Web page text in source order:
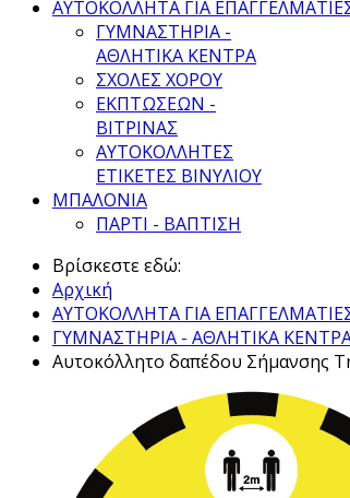
ΑΥΤΟΚΟΛΛΗΤΑ ΓΙΑ
ΓΥΜΝΑΣΤΗΡΙΑ -
ΑΘΛΗΤΙΚΑ ΚΕΝΤΡΑ
ΣΧΟΛΕΣ ΧΟΡΟΥ
ΕΚΠΤΩΣΕΩΝ -
ΒΙΤΡΙΝΑΣ
ΑΥΤΟΚΟΛΛΗΤΕΣ
ΕΤΙΚΕΤΕΣ ΒΙΝΥΛΙΟΥ
ΜΠΑΛΟΝΙΑ
ΠΑΡΤΙ - ΒΑΠΤΙΣΗ
Βρίσκεστε εδώ:
Αρχική
ΑΥΤΟΚΟΛΛΗΤΑ ΓΙΑ
ΓΥΜΝΑΣΤΗΡΙΑ - ΑΘΛΗΤΙΚΑ
Αυτοκόλλητο δαπέδου Σήμανσης